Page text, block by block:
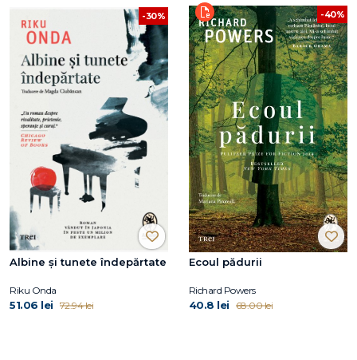
-30%
Albine și tunete îndepărtate
Riku Onda
51.06 lei 72.94 lei
-40%
Ecoul pădurii
Richard Powers
40.8 lei 68.00 lei